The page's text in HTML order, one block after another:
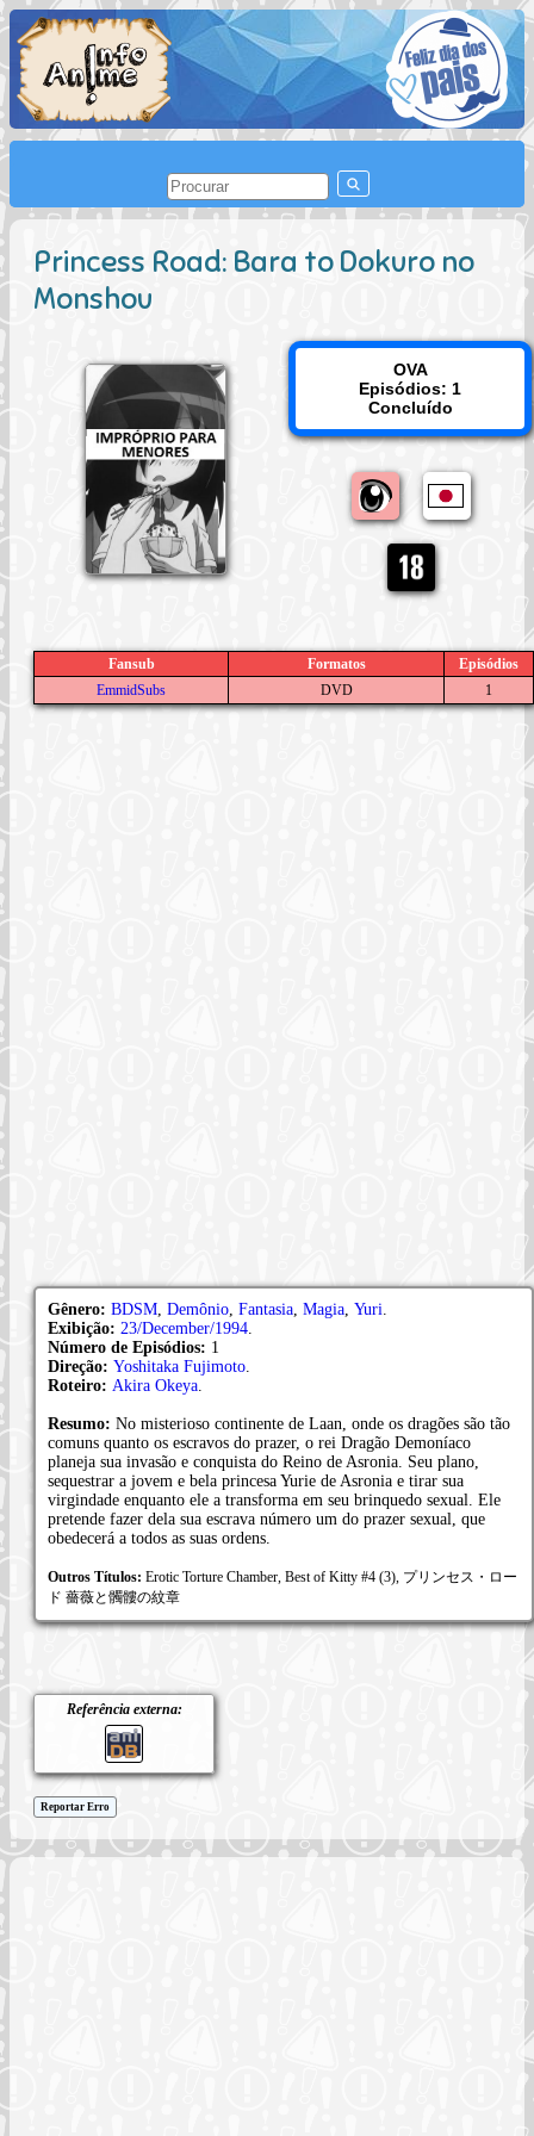
Princess Road: Bara to Dokuro no
Monshou
OVA
Episódios: 1
Concluído
Fansub Formatos
Episódios
EmmidSubs
DVD 1
Gênero: BDSM Demônio Fantasia Magia Yuri
Exibição: 23/December/1994
Número de Episódios: 1
Direção: Yoshitaka Fujimoto
Roteiro: Akira Okeya
Resumo: No misterioso continente de Laan, onde os dragões são tão
comuns quanto os escravos do prazer, o rei Dragão Demoníaco
planeja sua invasão e conquista do Reino de Asronia. Seu plano,
sequestrar a jovem e bela princesa Yurie de Asronia e tirar sua
virgindade enquanto ele a transforma em seu brinquedo sexual. Ele
pretende fazer dela sua escrava número um do prazer sexual, que
obedecerá a todos as suas ordens.
Outros Títulos: Erotic Torture Chamber, Best of Kitty #4 (3), プリンセス・ロー
ド 薔薇と髑髏の紋章
Referência externa:
Reportar Erro